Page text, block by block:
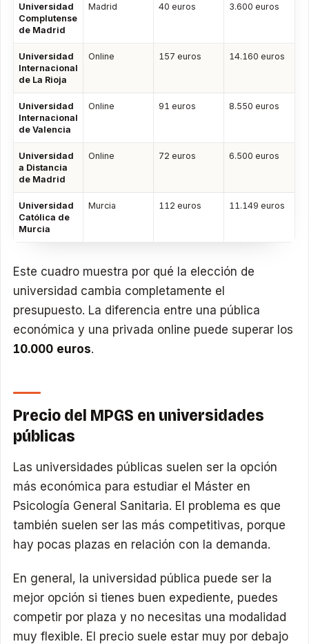
Universidad
Complutense
de Madrid
Madrid 40 euros 3.600 euros
Universidad
Internacional
de La Rioja
Online 157 euros 14.160 euros
Universidad
Internacional
de Valencia
Online 91 euros 8.550 euros
Universidad
a Distancia
de Madrid
Online 72 euros 6.500 euros
Universidad
Católica de
Murcia
Murcia 112 euros 11.149 euros
Este cuadro muestra por qué la elección de
universidad cambia completamente el
presupuesto. La diferencia entre una pública
económica y una privada online puede superar los
10.000 euros.
Precio del MPGS en universidades
públicas
Las universidades públicas suelen ser la opción
más económica para estudiar el Máster en
Psicología General Sanitaria. El problema es que
también suelen ser las más competitivas, porque
hay pocas plazas en relación con la demanda.
En general, la universidad pública puede ser la
mejor opción si tienes buen expediente, puedes
competir por plaza y no necesitas una modalidad
muy flexible. El precio suele estar muy por debajo